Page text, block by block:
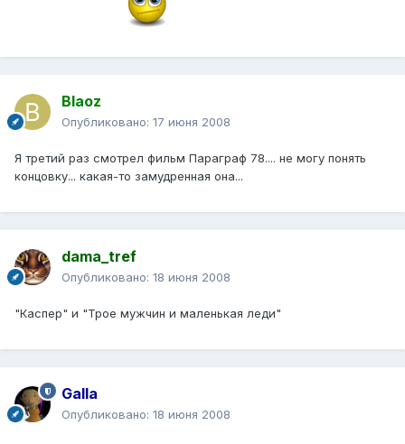
Blaoz
Опубликовано: 17 июня 2008
Я третий раз смотрел фильм Параграф 78.... не могу понять
концовку... какая-то замудренная она...
dama_tref
Опубликовано: 18 июня 2008
"Каспер" и "Трое мужчин и маленькая леди"
Galla
Опубликовано: 18 июня 2008